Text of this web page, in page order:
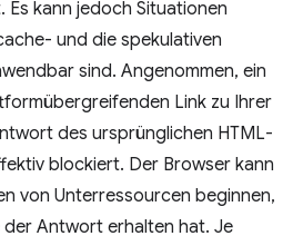
kann jedoch Situationen
und die spekulativen
sind. Angenommen, ein
Link zu Ihrer
des ursprünglichen HTML-
blockiert. Der Browser kann
von Unterressourcen beginnen,
Antwort erhalten hat. Je